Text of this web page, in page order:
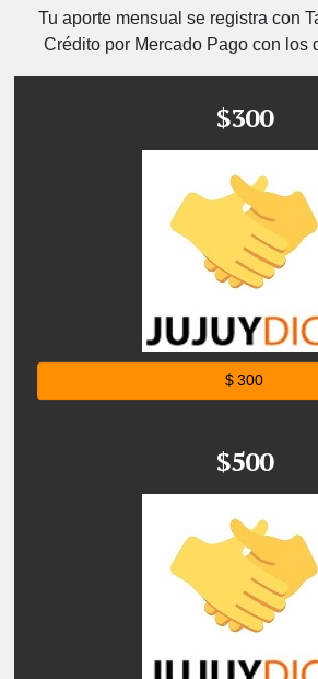
Tu aporte mensual se registra con
Crédito por Mercado Pago con los
$300
$ 300
$500